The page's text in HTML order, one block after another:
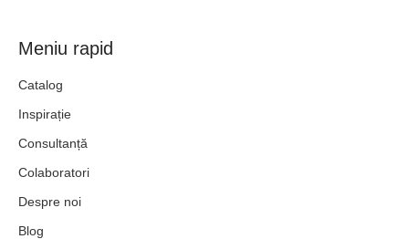
Meniu rapid
Catalog
Inspirație
Consultanță
Colaboratori
Despre noi
Blog